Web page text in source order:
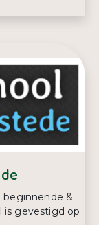
beginnende &
is gevestigd op